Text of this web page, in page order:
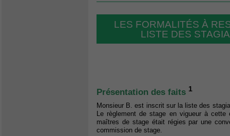
LES FORMALITÉS À
LISTE DES
Présentation des faits 1
Monsieur B. est inscrit sur la liste des
Le règlement de stage en vigueur à cette
maîtres de stage était régies par une
commission de stage.